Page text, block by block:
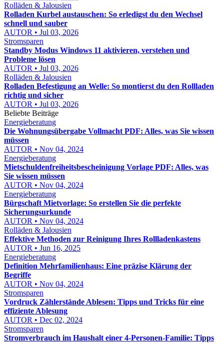
Rolläden & Jalousien
Rolladen Kurbel austauschen: So erledigst du den Wechsel
schnell und sauber
AUTOR • Jul 03, 2026
Stromsparen
Standby Modus Windows 11 aktivieren, verstehen und
Probleme lösen
AUTOR • Jul 03, 2026
Rolläden & Jalousien
Rolladen Befestigung an Welle: So montierst du den Rollladen
richtig und sicher
AUTOR • Jul 03, 2026
Beliebte Beiträge
Energieberatung
Die Wohnungsübergabe Vollmacht PDF: Alles, was Sie wissen
müssen
AUTOR • Nov 04, 2024
Energieberatung
Mietschuldenfreiheitsbescheinigung Vorlage PDF: Alles, was
Sie wissen müssen
AUTOR • Nov 04, 2024
Energieberatung
Bürgschaft Mietvorlage: So erstellen Sie die perfekte
Sicherungsurkunde
AUTOR • Nov 04, 2024
Rolläden & Jalousien
Effektive Methoden zur Reinigung Ihres Rollladenkastens
AUTOR • Jun 16, 2025
Energieberatung
Definition Mehrfamilienhaus: Eine präzise Klärung der
Begriffe
AUTOR • Nov 04, 2024
Stromsparen
Vordruck Zählerstände Ablesen: Tipps und Tricks für eine
effiziente Ablesung
AUTOR • Dec 02, 2024
Stromsparen
Stromverbrauch im Haushalt einer 4-Personen-Familie: Tipps